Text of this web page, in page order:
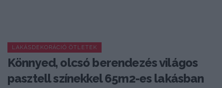
LAKÁSDEKORÁCIÓ ÖTLETEK
Könnyed, olcsó berendezés világos
pasztell színekkel 65m2-es lakásban